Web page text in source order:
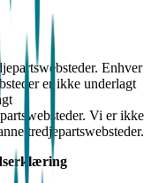
Enhver
er ikke underlagt
Vi er ikke
tredjepartswebsteder.